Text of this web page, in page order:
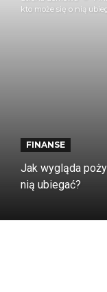
kto może się o nią
FINANSE
Jak wygląda
nią ubiegać?